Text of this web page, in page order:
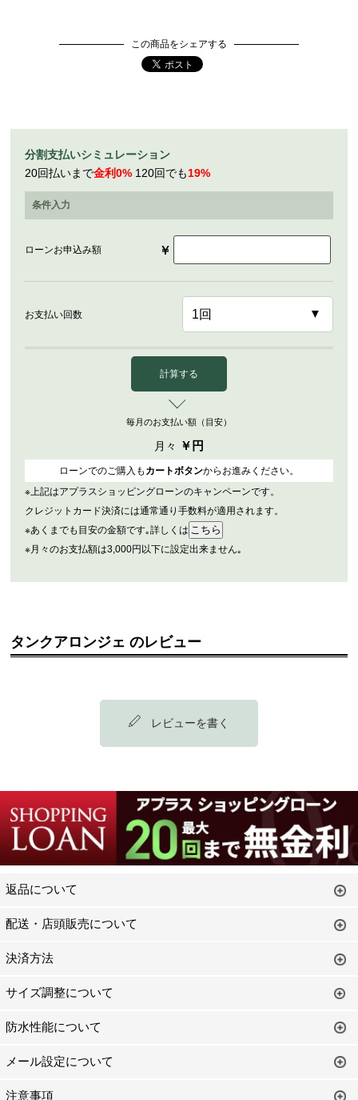
この商品をシェアする
分割支払いシミュレーション
20回払いまで金利0% 120回でも19%
条件入力
ローンお申込み額 ￥
お支払い回数
計算する
毎月のお支払い額（目安）
月々 ￥ 円
ローンでのご購入も カートボタンからお進みください。
※上記はアプラスショッピングローンのキャンペーンです。
クレジットカード決済には通常通り手数料が適用されます。
※あくまでも目安の金額です｡詳しくは
※月々のお支払額は3,000円以下に設定出来ません｡
タンクアロンジェ のレビュー
レビューを書く
返品について
配送・店頭販売について
決済方法
サイズ調整について
防水性能について
メール設定について
注意事項